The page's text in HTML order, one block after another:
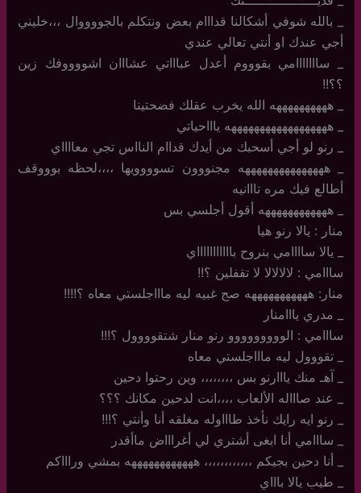
_ بالله شوفي أشكالنا قدااام بعض ونتكلم بالجووووال ،،،خليني
أجي عندك او أنتي تعالي عندي
_ سااااااامي بقوووم أعدل عباااتي عشااان اشووووفك زين
؟؟!!
_ ههههههههههه الله يخرب عقلك فضحتينا
_ ههههههههههههههههههه ياااحياتي
_ رنو لو أجي أسحبك من أيدك قداام النااس تجي معااااي
_ هههههههههههههههه مجنووون تسوووويها ،،،،لحظه بوووقف
أطالع فيك مره تااانيه
_ ههههههههههههه أقول أجلسي بس
منار : يالا رنو هيا
_ يالا ساااامي بنروح باااااااااااي
سااامي : لالالالا لا تقفلين ؟!!
منار: هههههههههههه صج غبيه ليه ماااجلستي معاه ؟!!!!
_ مدري يااامنار
سااامي : الووووووووو رنو منار شتقوووول ؟!!!
_ تقووول ليه ماااجلستي معاه
_ آهـ منك يااارنو بس ،،،،،،،، وين رحتوا دحين
_ عند صاااله الألعاب ،،،،انت لدحين مكانك ؟؟؟
_ رنو ايه رايك نأخذ طاااوله مغلقه أنا وأنتي ؟!!!
_ سااامي أنا ابغى أشتري لي أغراااض ماأقدر
_ أنا دحين بجيكم ،،،،،،،،،،،، ههههههههههههه بمشي وراااكم
_ طيب يالا باااي